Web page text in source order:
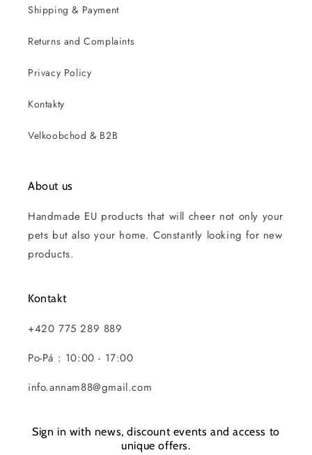
Shipping & Payment
Returns and Complaints
Privacy Policy
Kontakty
Velkoobchod & B2B
About us
Handmade EU products that will cheer not only your
pets but also your home. Constantly looking for new
products.
Kontakt
+420 775 289 889
Po-Pá : 10:00 - 17:00
info.annam88@gmail.com
Sign in with news, discount events and access to
unique offers.